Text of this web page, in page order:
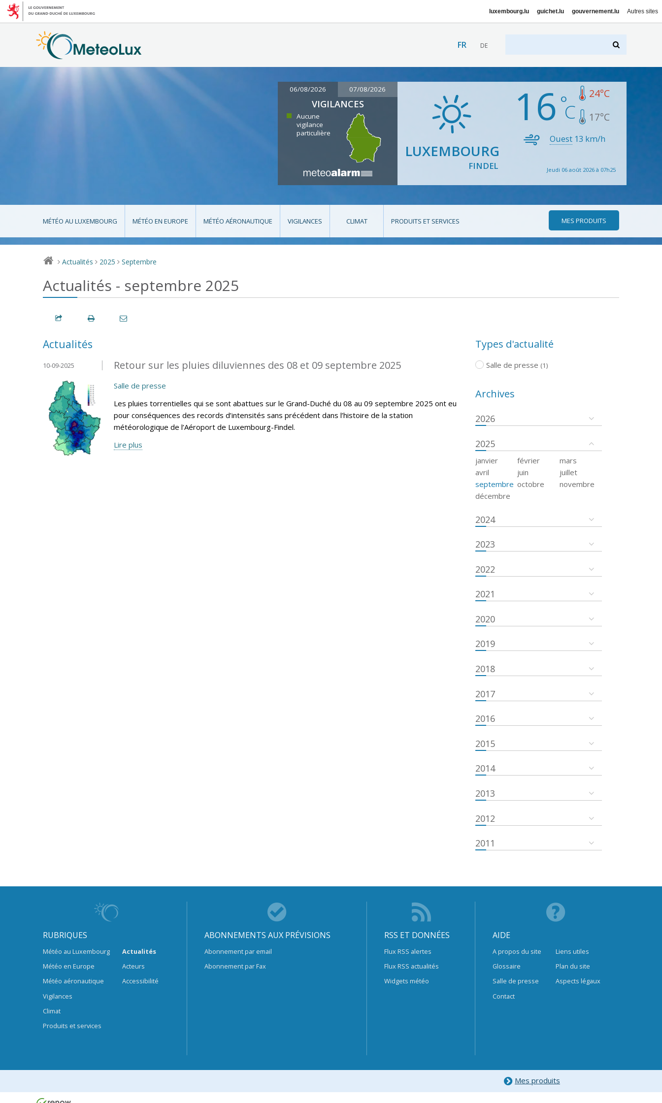
luxembourg.lu guichet.lu gouvernement.lu Autres sites
FR DE
06/08/2026 07/08/2026
VIGILANCES
Aucune
vigilance
particulière
LUXEMBOURG
FINDEL
16 24°C
17°C
Ouest 13 km/h
Jeudi 06 août 2026 à 07h25
MÉTÉO AU LUXEMBOURG MÉTÉO EN EUROPE MÉTÉO AÉRONAUTIQUE VIGILANCES CLIMAT PRODUITS ET SERVICES MES PRODUITS
> Actualités > 2025 > Septembre
Actualités - septembre 2025
Actualités
Retour sur les pluies diluviennes des 08 et 09 septembre 2025
10-09-2025
Salle de presse
Les pluies torrentielles qui se sont abattues sur le Grand-Duché du 08 au 09 septembre 2025 ont eu
pour conséquences des records d’intensités sans précédent dans l’histoire de la station
météorologique de l’Aéroport de Luxembourg-Findel.
Lire plus
Types d'actualité
Salle de presse (1)
Archives
2026
2025
janvier février
mars
avril
juin
juillet
septembre octobre
novembre
décembre
2024
2023
2022
2021
2020
2019
2018
2017
2016
2015
2014
2013
2012
2011
RUBRIQUES
Météo au Luxembourg
Météo en Europe
Météo aéronautique
Vigilances
Climat
Produits et services
Actualités
Acteurs
Accessibilité
ABONNEMENTS AUX PRÉVISIONS
Abonnement par email
Abonnement par Fax
RSS ET DONNÉES
Flux RSS alertes
Flux RSS actualités
Widgets météo
AIDE
A propos du site
Glossaire
Salle de presse
Contact
Liens utiles
Plan du site
Aspects légaux
Mes produits